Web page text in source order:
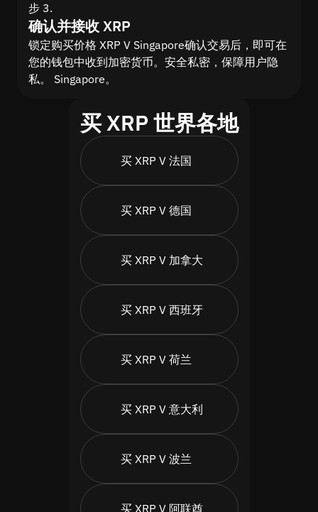
步 3.
确认并接收 XRP
锁定购买价格 XRP V Singapore确认交易后，即可在
您的钱包中收到加密货币。安全私密，保障用户隐
私。 Singapore。
买 XRP 世界各地
买 XRP V 法国
买 XRP V 德国
买 XRP V 加拿大
买 XRP V 西班牙
买 XRP V 荷兰
买 XRP V 意大利
买 XRP V 波兰
买 XRP V 阿联酋